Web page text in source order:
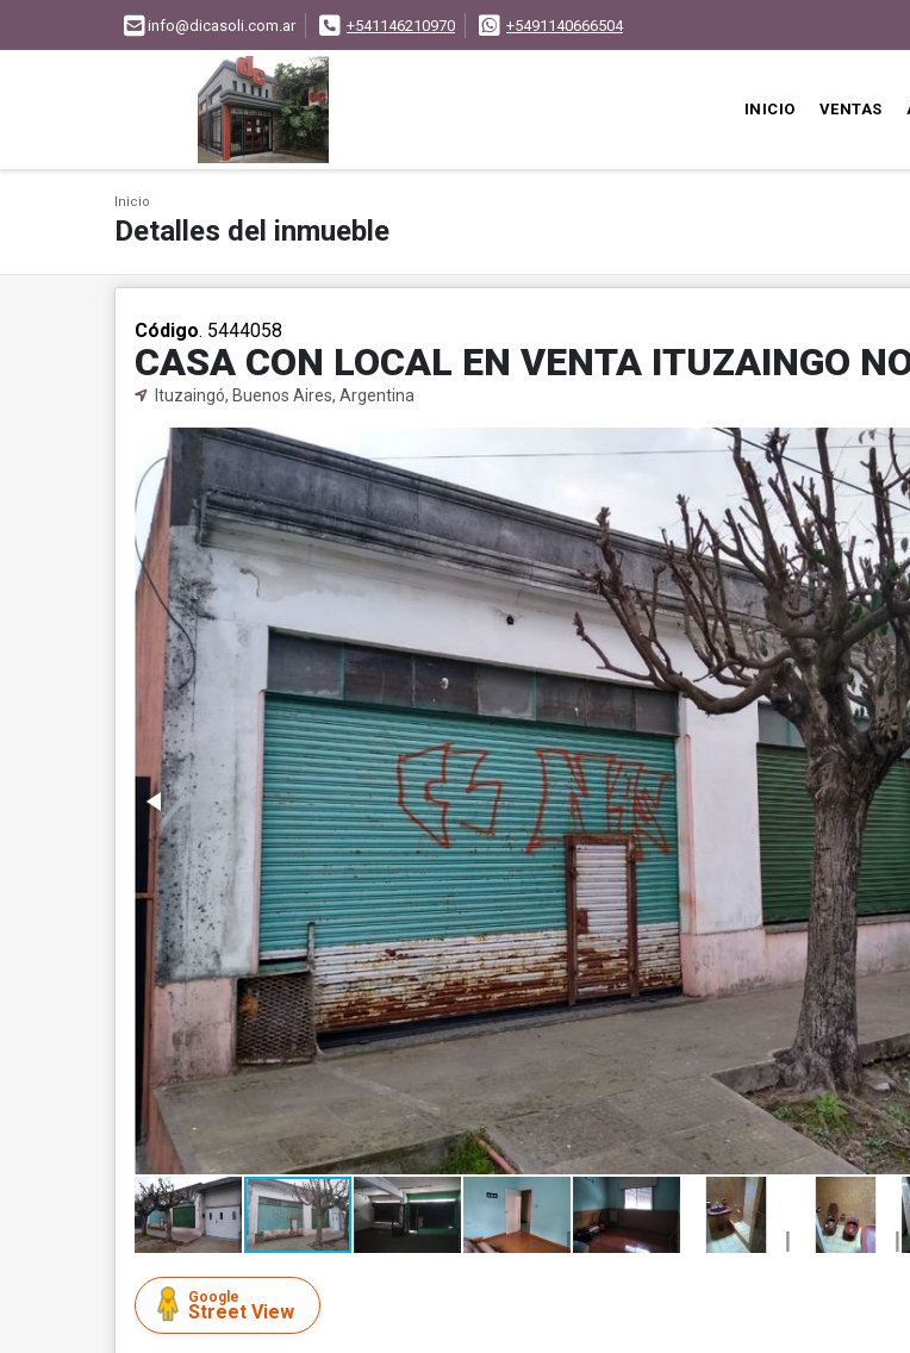
info@dicasoli.com.ar +541146210970 +5491140666504
INICIO VENTAS
Inicio
Detalles del inmueble
Código. 5444058
CASA CON LOCAL EN VENTA ITUZAINGO
Ituzaingó, Buenos Aires, Argentina
Google
Street View